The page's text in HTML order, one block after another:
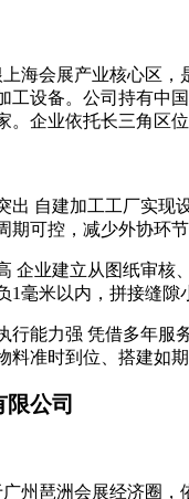
会展产业核心区，
工设备。公司持有中
。企业依托长三角区
出 自建加工工厂实现
可控，减少外协环
企业建立从图纸审核
毫米以内，拼接缝隙
行能力强 凭借多年服
料准时到位、搭建如
公司
琶洲会展经济圈，